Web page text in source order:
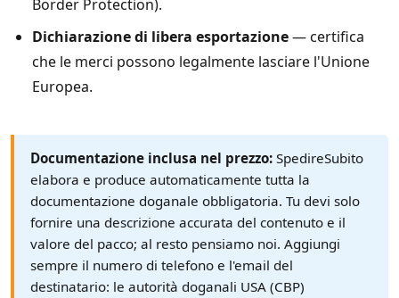
Border Protection).
Dichiarazione di libera esportazione— certifica
che le merci possono legalmente lasciare l'Unione
Europea.
Documentazione inclusa nel prezzo: SpedireSubito
elabora e produce automaticamente tutta la
documentazione doganale obbligatoria. Tu devi solo
fornire una descrizione accurata del contenuto e il
valore del pacco; al resto pensiamo noi. Aggiungi
sempre il numero di telefono e l'email del
destinatario: le autorità doganali USA (CBP)